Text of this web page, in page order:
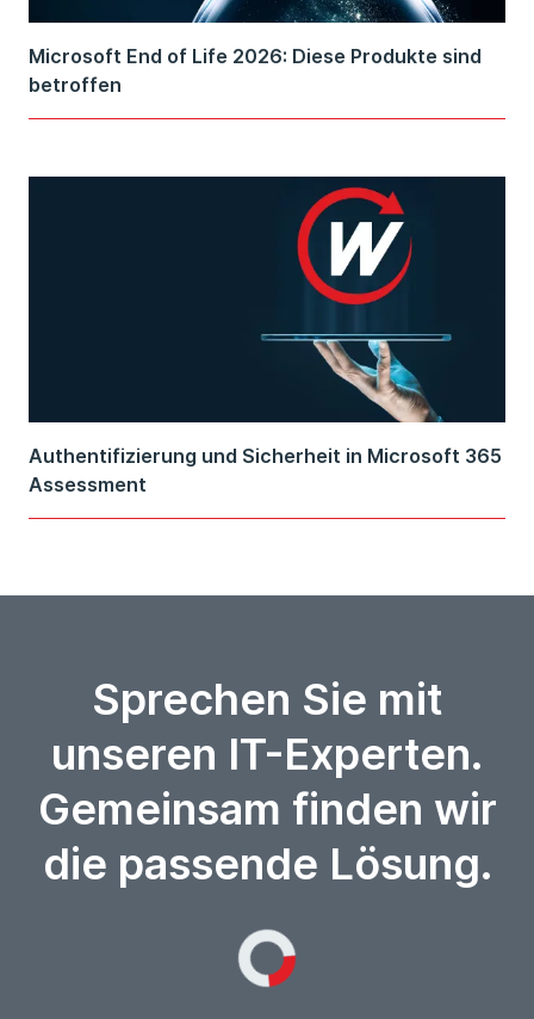
Microsoft End of Life 2026: Diese Produkte sind
betroffen
Authentifizierung und Sicherheit in Microsoft 365
Assessment
Sprechen Sie mit
unseren IT-Experten.
Gemeinsam finden wir
die passende Lösung.